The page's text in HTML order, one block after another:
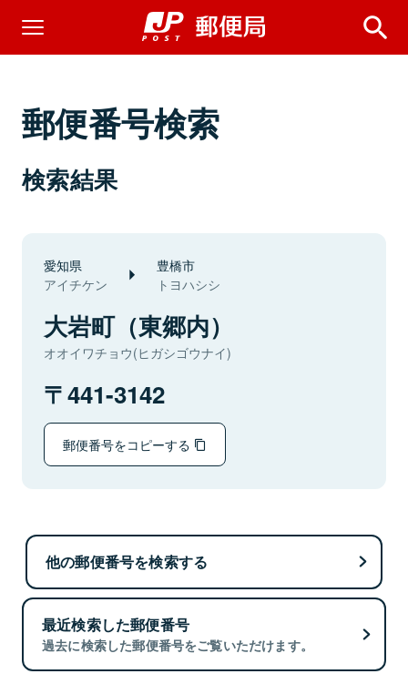
郵便番号検索
検索結果
愛知県
アイチケン
豊橋市
トヨハシシ
大岩町（東郷内）
オオイワチョウ(ヒガシゴウナイ)
441-3142
郵便番号をコピーする
他の郵便番号を検索する
最近検索した郵便番号
過去に検索した郵便番号をご覧いただけます。